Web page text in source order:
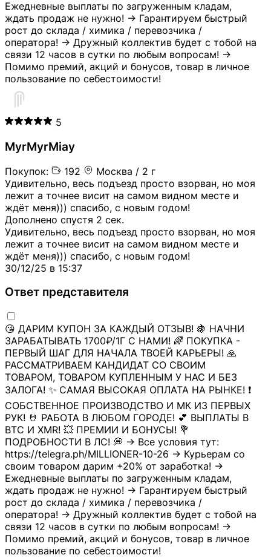
Ежедневные выплаты по загруженным кладам,
ждать продаж не нужно! → Гарантируем быстрый
рост до склада / химика / перевозчика /
оператора! → Дружный коллектив будет с тобой на
связи 12 часов в сутки по любым вопросам! →
Помимо премий, акций и бонусов, товар в личное
пользование по себестоимости!
5
MyrMyrMiay
Покупок: 192
Москва / 2 г
Удивительно, весь подъезд просто взорван, но моя
лежит а точнее висит на самом видном месте и
ждёт меня))) спасибо, с новым годом!
Дополнено спустя 2 сек.
Удивительно, весь подъезд просто взорван, но моя
лежит а точнее висит на самом видном месте и
ждёт меня))) спасибо, с новым годом!
30/12/25 в 15:37
Ответ представителя
😘 ДАРИМ КУПОН ЗА КАЖДЫЙ ОТЗЫВ! 🍇 НАЧНИ
ЗАРАБАТЫВАТЬ 1700₽/1Г С НАМИ! 🌈 ПОКУПКА -
ПЕРВЫЙ ШАГ ДЛЯ НАЧАЛА ТВОЕЙ КАРЬЕРЫ! 🙏
РАССМАТРИВАЕМ КАНДИДАТ СО СВОИМ
ТОВАРОМ, ТОВАРОМ КУПЛЕННЫМ У НАС И БЕЗ
ЗАЛОГА! ✨ САМАЯ ВЫСОКАЯ ОПЛАТА НА РЫНКЕ! ❗
СОБСТВЕННОЕ ПРОИЗВОДСТВО И МК ИЗ ПЕРВЫХ
РУК! 🤘 РАБОТА В ЛЮБОМ ГОРОДЕ! 💕 ВЫПЛАТЫ В
BTC И XMR! 💥 ПРЕМИИ И БОНУСЫ! 💐
ПОДРОБНОСТИ В ЛС! 💭 → Все условия тут:
https://telegra.ph/MILLIONER-10-26 → Курьерам со
своим товаром дарим +20% от заработка! →
Ежедневные выплаты по загруженным кладам,
ждать продаж не нужно! → Гарантируем быстрый
рост до склада / химика / перевозчика /
оператора! → Дружный коллектив будет с тобой на
связи 12 часов в сутки по любым вопросам! →
Помимо премий, акций и бонусов, товар в личное
пользование по себестоимости!